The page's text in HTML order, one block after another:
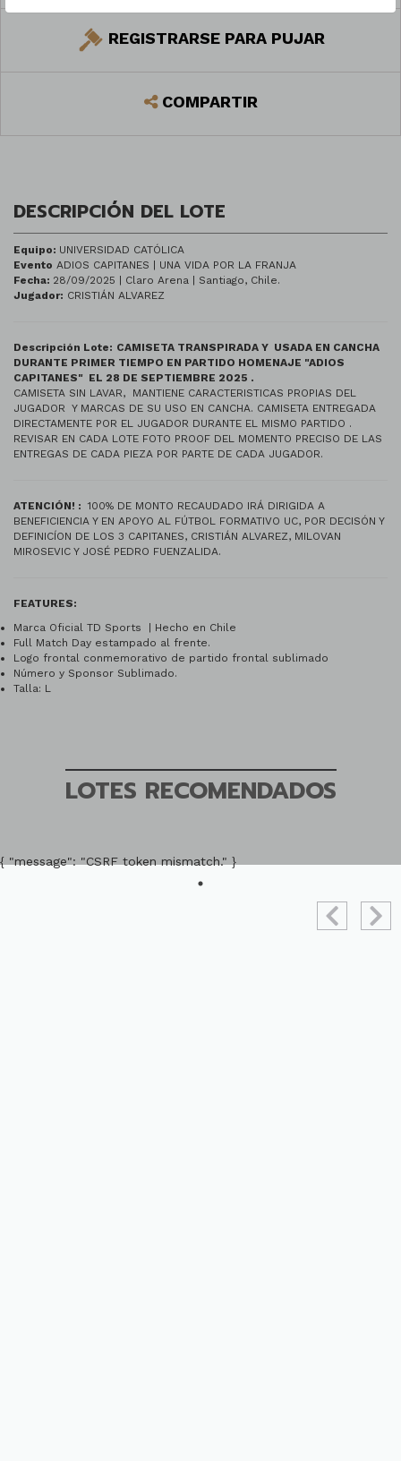
REGISTRARSE PARA PUJAR
COMPARTIR
DESCRIPCIÓN DEL LOTE
Equipo: UNIVERSIDAD CATÓLICA
Evento ADIOS CAPITANES | UNA VIDA POR LA FRANJA
Fecha: 28/09/2025 | Claro Arena | Santiago, Chile.
Jugador: CRISTIÁN ALVAREZ
Descripción Lote: CAMISETA TRANSPIRADA Y USADA EN CANCHA
DURANTE PRIMER TIEMPO EN PARTIDO HOMENAJE "ADIOS
CAPITANES" EL 28 DE SEPTIEMBRE 2025 .
CAMISETA SIN LAVAR, MANTIENE CARACTERISTICAS PROPIAS DEL
JUGADOR Y MARCAS DE SU USO EN CANCHA. CAMISETA ENTREGADA
DIRECTAMENTE POR EL JUGADOR DURANTE EL MISMO PARTIDO .
REVISAR EN CADA LOTE FOTO PROOF DEL MOMENTO PRECISO DE LAS
ENTREGAS DE CADA PIEZA POR PARTE DE CADA JUGADOR.
ATENCIÓN! : 100% DE MONTO RECAUDADO IRÁ DIRIGIDA A
BENEFICIENCIA Y EN APOYO AL FÚTBOL FORMATIVO UC, POR DECISÓN Y
DEFINICÍON DE LOS 3 CAPITANES, CRISTIÁN ALVAREZ, MILOVAN
MIROSEVIC Y JOSÉ PEDRO FUENZALIDA.
FEATURES:
Marca Oficial TD Sports | Hecho en Chile
Full Match Day estampado al frente.
Logo frontal conmemorativo de partido frontal sublimado
Número y Sponsor Sublimado.
Talla: L
LOTES RECOMENDADOS
{ "message": "CSRF token mismatch." }